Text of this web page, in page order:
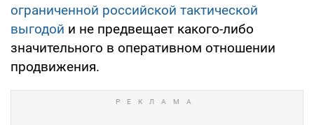
ограниченной российской тактической
выгодой и не предвещает какого-либо
значительного в оперативном отношении
продвижения.